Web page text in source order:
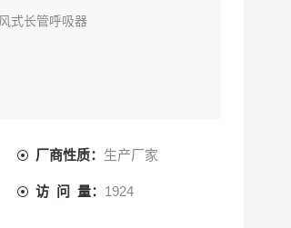
式长管呼吸器
、单人送风机
双人送风机
厂商性质： 生产厂家
访 问 量： 1924